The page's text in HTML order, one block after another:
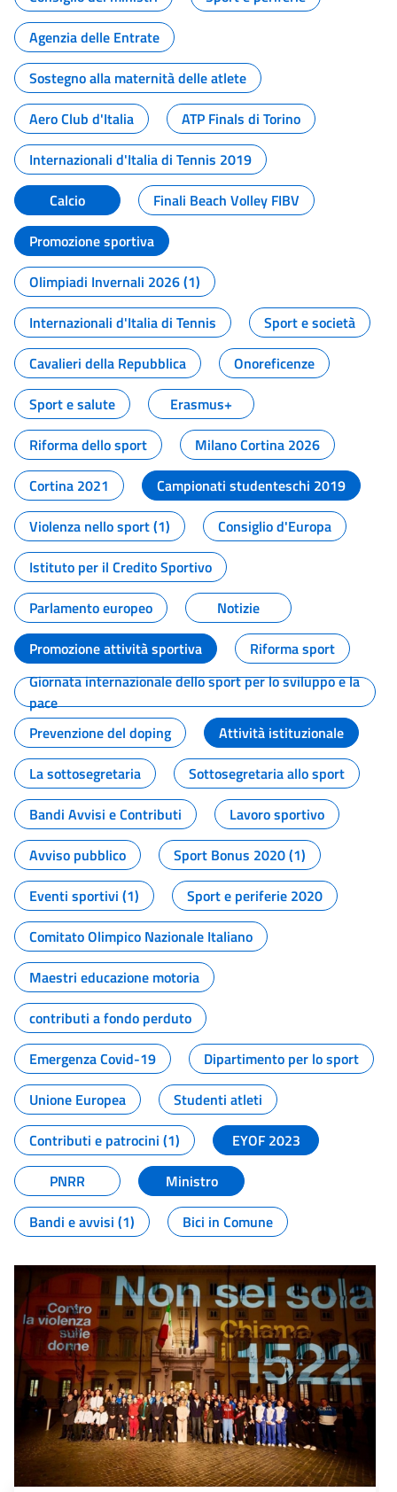
Agenzia delle Entrate
Sostegno alla maternità delle atlete
Aero Club d'Italia
ATP Finals di Torino
Internazionali d'Italia di Tennis 2019
Calcio
Finali Beach Volley FIBV
Promozione sportiva
Olimpiadi Invernali 2026 (1)
Internazionali d'Italia di Tennis
Sport e società
Cavalieri della Repubblica
Onoreficenze
Sport e salute
Erasmus+
Riforma dello sport
Milano Cortina 2026
Cortina 2021
Campionati studenteschi 2019
Violenza nello sport (1)
Consiglio d'Europa
Istituto per il Credito Sportivo
Parlamento europeo
Notizie
Promozione attività sportiva
Riforma sport
Giornata internazionale dello sport per lo sviluppo e la
pace
Prevenzione del doping
Attività istituzionale
La sottosegretaria
Sottosegretaria allo sport
Bandi Avvisi e Contributi
Lavoro sportivo
Avviso pubblico
Sport Bonus 2020 (1)
Eventi sportivi (1)
Sport e periferie 2020
Comitato Olimpico Nazionale Italiano
Maestri educazione motoria
contributi a fondo perduto
Emergenza Covid-19
Dipartimento per lo sport
Unione Europea
Studenti atleti
Contributi e patrocini (1)
EYOF 2023
PNRR
Ministro
Bandi e avvisi (1)
Bici in Comune